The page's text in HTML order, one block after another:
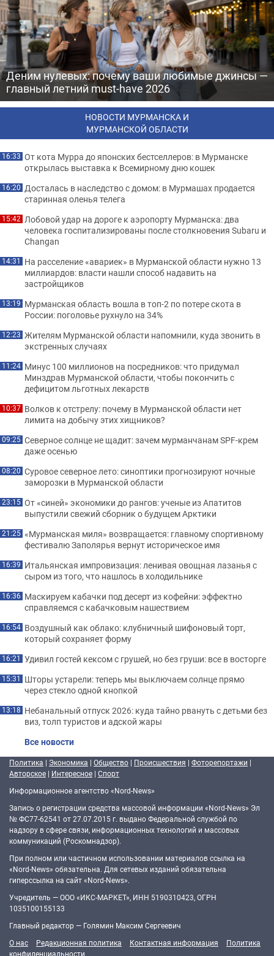
Деним нулевых: почему ваши любимые джинсы —
главный летний must-have 2026
НОВОСТИ МУРМАНСКА И
МУРМАНСКОЙ ОБЛАСТИ
16:33 От кота Мурра до японских бестселлеров: в Мурманске
открылась выставка к Всемирному дню кошек
16:20 Досталась в наследство с домом: в Мурмашах продается
старинная оленья телега
15:42 Лобовой удар на дороге к аэропорту Мурманска: два
человека госпитализированы после столкновения Subaru и
Changan
14:31 На расселение «авариек» в Мурманской области нужно 13
миллиардов: власти нашли способ надавить на
застройщиков
13:19 Мурманская область вошла в топ-2 по потере скота в
России: поголовье рухнуло на 34%
12:23 Жителям Мурманской области напомнили, куда звонить в
экстренных случаях
11:24 Минус 100 миллионов на посредников: что придумал
Минздрав Мурманской области, чтобы покончить с
дефицитом льготных лекарств
10:37 Волков к отстрелу: почему в Мурманской области нет
лимита на добычу этих хищников?
09:25 Северное солнце не щадит: зачем мурманчанам SPF-крем
даже осенью
08:20 Суровое северное лето: синоптики прогнозируют ночные
заморозки в Мурманской области
23:15 От «синей» экономики до рангов: ученые из Апатитов
выпустили свежий сборник о будущем Арктики
21:25 «Мурманская миля» возвращается: главному спортивному
фестивалю Заполярья вернут историческое имя
16:39 Итальянская импровизация: ленивая овощная лазанья с
сыром из того, что нашлось в холодильнике
16:36 Маскируем кабачки под десерт из кофейни: эффектно
справляемся с кабачковым нашествием
16:54 Воздушный как облако: клубничный шифоновый торт,
который сохраняет форму
16:21 Удивил гостей кексом с грушей, но без груши: все в восторге
15:31 Шторы устарели: теперь мы выключаем солнце прямо
через стекло одной кнопкой
13:18 Небанальный отпуск 2026: куда тайно рвануть с детьми без
виз, толп туристов и адской жары
Все новости
Политика | Экономика | Общество | Происшествия | Фоторепортажи |
Авторское | Интересное | Спорт
Информационное агентство «Nord-News»
Запись о регистрации средства массовой информации «Nord-News» Эл
№ ФС77-62541 от 27.07.2015 г. выдано Федеральной службой по
надзору в сфере связи, информационных технологий и массовых
коммуникаций (Роскомнадзор).
При полном или частичном использовании материалов ссылка на
«Nord-News» обязательна. Для сетевых изданий обязательна
гиперссылка на сайт «Nord-News».
Учредитель — ООО «ИКС-МАРКЕТ», ИНН 5190310423, ОГРН
1035100155133
Главный редактор — Голямин Максим Сергеевич
О нас
Редакционная политика Контактная информация
Политика
конфиденциальности